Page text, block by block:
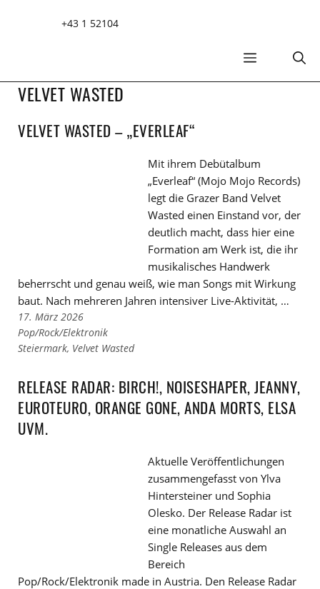
+43 1 52104
MENÜ
VELVET WASTED
VELVET WASTED – „EVERLEAF“
Mit ihrem Debütalbum
„Everleaf“ (Mojo Mojo Records)
legt die Grazer Band Velvet
Wasted einen Einstand vor, der
deutlich macht, dass hier eine
Formation am Werk ist, die ihr
musikalisches Handwerk
beherrscht und genau weiß, wie man Songs mit Wirkung
baut. Nach mehreren Jahren intensiver Live-Aktivität, …
17. März 2026
Links
zu
Kategorien
Pop/Rock/Elektronik
Links
den
Tags
Steiermark, Velvet Wasted
RELEASE RADAR: BIRCH!, NOISESHAPER, JEANNY,
EUROTEURO, ORANGE GONE, ANDA MORTS, ELSA
UVM.
Aktuelle Veröffentlichungen
zusammengefasst von Ylva
Hintersteiner und Sophia
Olesko. Der Release Radar ist
eine monatliche Auswahl an
Single Releases aus dem
Bereich
Pop/Rock/Elektronik made in Austria. Den Release Radar